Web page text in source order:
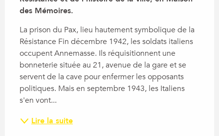
des Mémoires.
La prison du Pax, lieu hautement symbolique de la
Résistance Fin décembre 1942, les soldats italiens
occupent Annemasse. Ils réquisitionnent une
bonneterie située au 21, avenue de la gare et se
servent de la cave pour enfermer les opposants
politiques. Mais en septembre 1943, les Italiens
s'en vont...
Lire la suite